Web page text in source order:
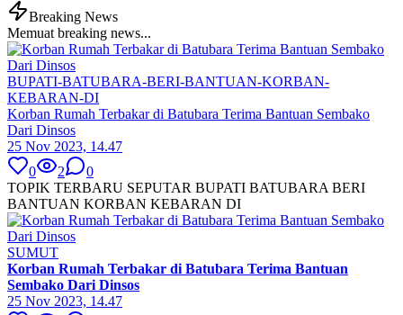
Breaking News
Memuat breaking news...
BUPATI-BATUBARA-BERI-BANTUAN-KORBAN-
KEBARAN-DI
Korban Rumah Terbakar di Batubara Terima Bantuan Sembako
Dari Dinsos
25 Nov 2023, 14.47
0
2
0
TOPIK TERBARU SEPUTAR BUPATI BATUBARA BERI
BANTUAN KORBAN KEBARAN DI
SUMUT
Korban Rumah Terbakar di Batubara Terima Bantuan
Sembako Dari Dinsos
25 Nov 2023, 14.47